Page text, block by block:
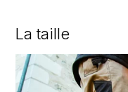
La taille